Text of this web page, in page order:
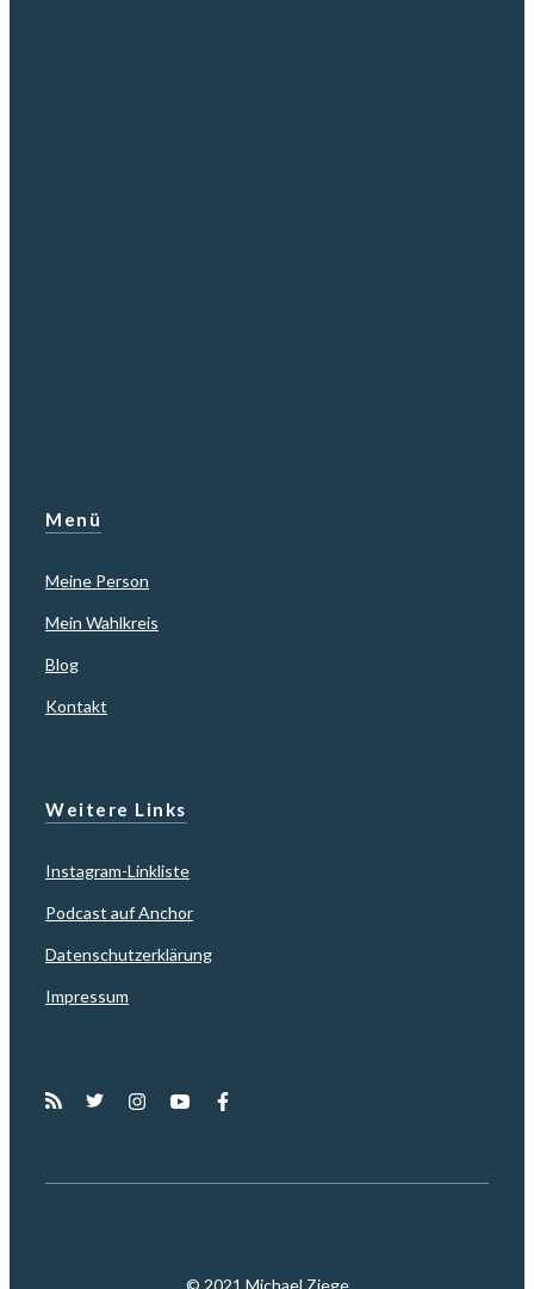
Menü
Meine Person
Mein Wahlkreis
Blog
Kontakt
Weitere Links
Instagram-Linkliste
Podcast auf Anchor
Datenschutzerklärung
Impressum